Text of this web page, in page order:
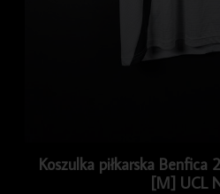
Koszulka piłkarska
[M] UCL